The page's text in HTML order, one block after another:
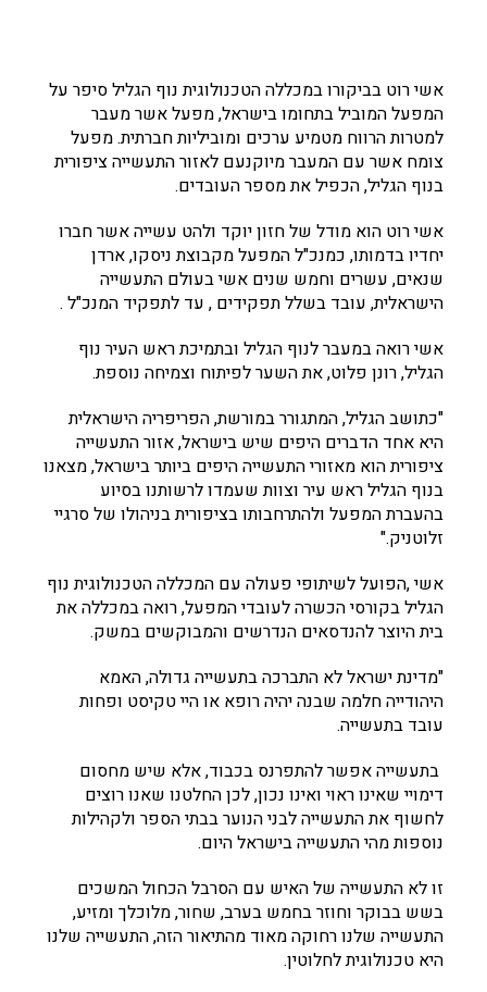
אשי רוט בביקורו במכללה הטכנולוגית נוף הגליל סיפר על
המפעל המוביל בתחומו בישראל, מפעל אשר מעבר
למטרות הרווח מטמיע ערכים ומוביליות חברתית. מפעל
צומח אשר עם המעבר מיוקנעם לאזור התעשייה ציפורית
בנוף הגליל, הכפיל את מספר העובדים.
אשי רוט הוא מודל של חזון יוקד ולהט עשייה אשר חברו
יחדיו בדמותו, כמנכ"ל המפעל מקבוצת ניסקו, ארדן
שנאים, עשרים וחמש שנים אשי בעולם התעשייה
הישראלית, עובד בשלל תפקידים , עד לתפקיד המנכ"ל .
אשי רואה במעבר לנוף הגליל ובתמיכת ראש העיר נוף
הגליל, רונן פלוט, את השער לפיתוח וצמיחה נוספת.
"כתושב הגליל, המתגורר במורשת, הפריפריה הישראלית
היא אחד הדברים היפים שיש בישראל, אזור התעשייה
ציפורית הוא מאזורי התעשייה היפים ביותר בישראל, מצאנו
בנוף הגליל ראש עיר וצוות שעמדו לרשותנו בסיוע
בהעברת המפעל ולהתרחבותו בציפורית בניהולו של סרגיי
זלוטניק."
אשי ,הפועל לשיתופי פעולה עם המכללה הטכנולוגית נוף
הגליל בקורסי הכשרה לעובדי המפעל, רואה במכללה את
בית היוצר להנדסאים הנדרשים והמבוקשים במשק.
"מדינת ישראל לא התברכה בתעשייה גדולה, האמא
היהודייה חלמה שבנה יהיה רופא או היי טקיסט ופחות
עובד בתעשייה.
בתעשייה אפשר להתפרנס בכבוד, אלא שיש מחסום
דימויי שאינו ראוי ואינו נכון, לכן החלטנו שאנו רוצים
לחשוף את התעשייה לבני הנוער בבתי הספר ולקהילות
נוספות מהי התעשייה בישראל היום.
זו לא התעשייה של האיש עם הסרבל הכחול המשכים
בשש בבוקר וחוזר בחמש בערב, שחור, מלוכלך ומזיע,
התעשייה שלנו רחוקה מאוד מהתיאור הזה, התעשייה שלנו
היא טכנולוגית לחלוטין.